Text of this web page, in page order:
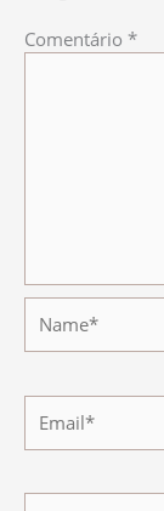
Comentário *